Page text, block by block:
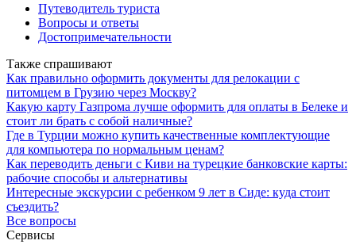
Путеводитель туриста
Вопросы и ответы
Достопримечательности
Также спрашивают
Как правильно оформить документы для релокации с
питомцем в Грузию через Москву?
Какую карту Газпрома лучше оформить для оплаты в Белеке и
стоит ли брать с собой наличные?
Где в Турции можно купить качественные комплектующие
для компьютера по нормальным ценам?
Как переводить деньги с Киви на турецкие банковские карты:
рабочие способы и альтернативы
Интересные экскурсии с ребенком 9 лет в Сиде: куда стоит
съездить?
Все вопросы
Сервисы